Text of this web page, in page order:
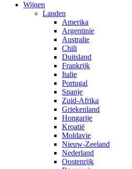
Wijnen
Landen
Amerika
Argentinie
Australie
Chili
Duitsland
Frankrijk
Italie
Portugal
Spanje
Zuid-Afrika
Griekenland
Hongarije
Kroatië
Moldavie
Nieuw-Zeeland
Nederland
Oostenrijk